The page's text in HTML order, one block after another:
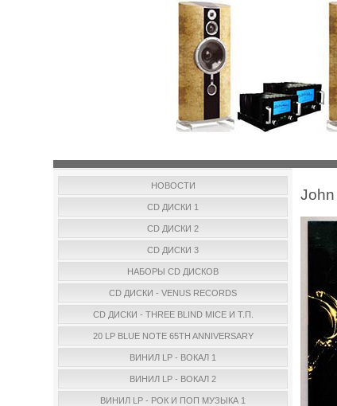
НОВОСТИ
CD ДИСКИ 1
CD ДИСКИ 2
CD ДИСКИ 3
НАБОРЫ CD ДИСКОВ
CD ДИСКИ - VENUS RECORDS
CD ДИСКИ - THREE BLIND MICE И Т.П.
20 LP BLUE NOTE 65TH ANNIVERSARY
ВИНИЛ LP - ВОКАЛ 1
ВИНИЛ LP - ВОКАЛ 2
ВИНИЛ LP - РОК И ПОП МУЗЫКА 1